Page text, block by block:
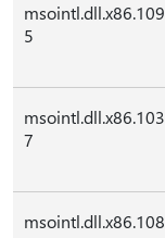
msointl.dll.x86.109
5
msointl.dll.x86.103
7
msointl.dll.x86.108